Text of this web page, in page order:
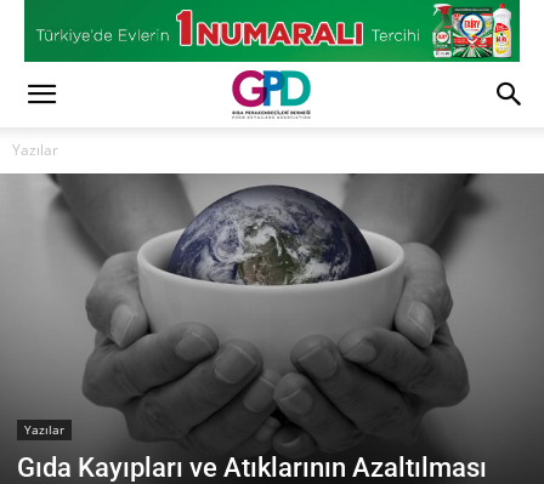
Yazılar
Yazılar
Gıda Kayıpları ve Atıklarının Azaltılması